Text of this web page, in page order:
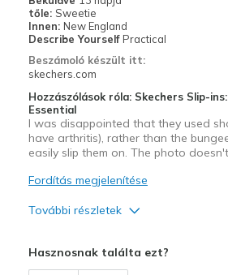
Sizing
View On Shoes
Shoes are for
tőle: Sweetie
Innen: New England
Describe Yourself Practical
Beszámoló készült itt:
skechers.com
Hozzászólások róla: Skechers Slip-
Essential
I was disappointed that they used
have arthritis), rather than the
easily slip them on. The photo
Fordítás megjelenítése
További részletek
Hasznosnak találta ezt?